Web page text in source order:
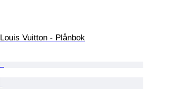
Louis Vuitton - Plånbok